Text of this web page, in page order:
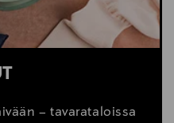
– tavarataloissa